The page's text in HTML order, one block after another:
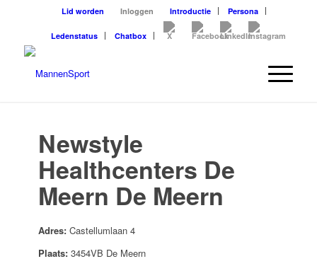
Lid worden Inloggen Introductie Persona
Ledenstatus Chatbox
Newstyle
Healthcenters De
Meern De Meern
Adres:Castellumlaan 4
Plaats:3454VB De Meern